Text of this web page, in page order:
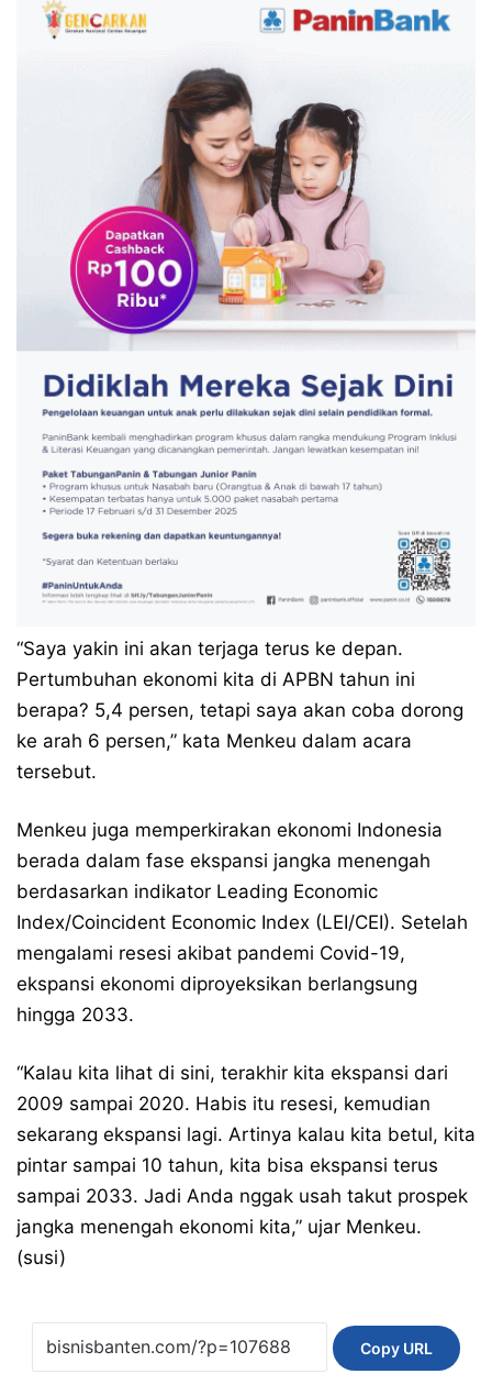
“Saya yakin ini akan terjaga terus ke depan.
Pertumbuhan ekonomi kita di APBN tahun ini
berapa? 5,4 persen, tetapi saya akan coba dorong
ke arah 6 persen,” kata Menkeu dalam acara
tersebut.
Menkeu juga memperkirakan ekonomi Indonesia
berada dalam fase ekspansi jangka menengah
berdasarkan indikator Leading Economic
Index/Coincident Economic Index (LEI/CEI). Setelah
mengalami resesi akibat pandemi Covid-19,
ekspansi ekonomi diproyeksikan berlangsung
hingga 2033.
“Kalau kita lihat di sini, terakhir kita ekspansi dari
2009 sampai 2020. Habis itu resesi, kemudian
sekarang ekspansi lagi. Artinya kalau kita betul, kita
pintar sampai 10 tahun, kita bisa ekspansi terus
sampai 2033. Jadi Anda nggak usah takut prospek
jangka menengah ekonomi kita,” ujar Menkeu.
(susi)
Copy URL